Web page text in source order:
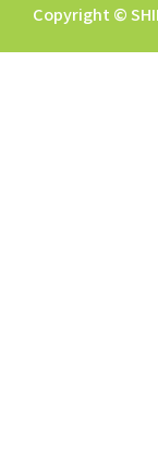
Copyright ©